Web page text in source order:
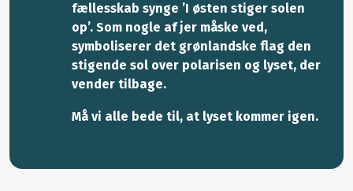
fællesskab synge ’I østen stiger solen
op’. Som nogle af jer måske ved,
symboliserer det grønlandske flag den
stigende sol over polarisen og lyset, der
vender tilbage.
Må vi alle bede til, at lyset kommer igen.